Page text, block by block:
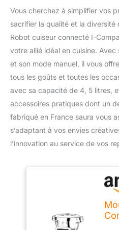
Vous cherchez à simplifier vos
sacrifier la qualité et la diversité
Robot cuiseur connecté I-
votre allié idéal en cuisine.
et son mode manuel, il vous
tous les goûts et toutes les
avec sa capacité de 4, 5 litres,
accessoires pratiques dont un
fabriqué en France saura vous
s’adaptant à vos envies
l’innovation au service de vos